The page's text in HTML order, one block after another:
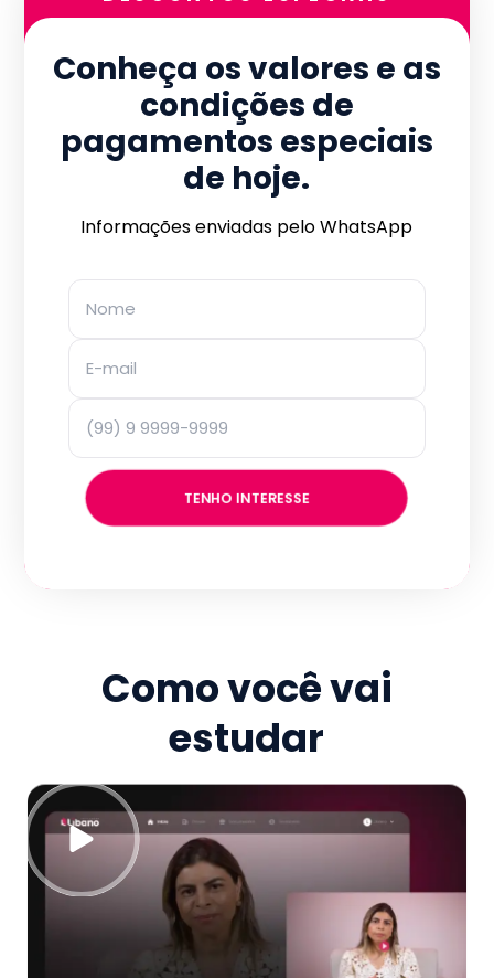
Conheça os valores e as
condições de
pagamentos especiais
de hoje.
Informações enviadas pelo WhatsApp
TENHO INTERESSE
Como você vai
estudar